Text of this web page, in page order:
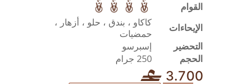
القوام
الإيحاءات
كاكاو ، بندق ، حلو ، أزهار ،
حمضيات
التحضير
إسبرسو
الحجم
250 جرام
3.700